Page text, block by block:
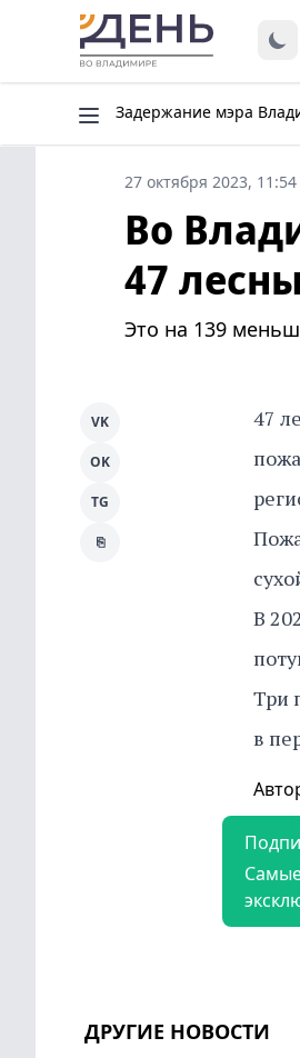
Задержание мэра
27 октября 2023, 11:54
Во
47
Это на 139
47
В
Три
в
VK
OK
TG
⎘
ДРУГИЕ НОВОСТИ